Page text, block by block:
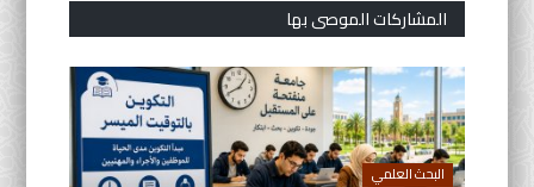
المشاركات الموصى بها
البحث العلمي